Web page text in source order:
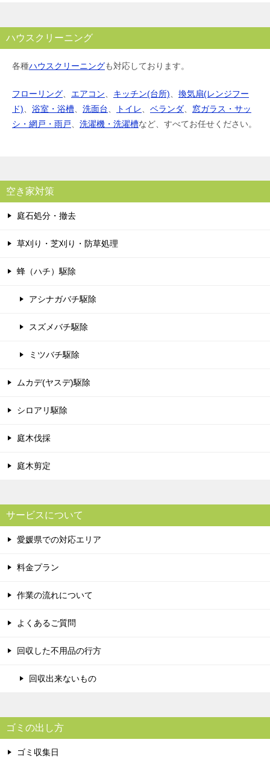
ハウスクリーニング
各種ハウスクリーニングも対応しております。
フローリング エアコン キッチン(台所)
換気扇(レンジフー
ド)
浴室・浴槽 洗面台 トイレ ベランダ
窓ガラス・サッ
シ・網戸・雨戸
洗濯機・洗濯槽など、すべてお任せください。
空き家対策
庭石処分・撤去
草刈り・芝刈り・防草処理
蜂（ハチ）駆除
アシナガバチ駆除
スズメバチ駆除
ミツバチ駆除
ムカデ(ヤスデ)駆除
シロアリ駆除
庭木伐採
庭木剪定
サービスについて
愛媛県での対応エリア
料金プラン
作業の流れについて
よくあるご質問
回収した不用品の行方
回収出来ないもの
ゴミの出し方
ゴミ収集日